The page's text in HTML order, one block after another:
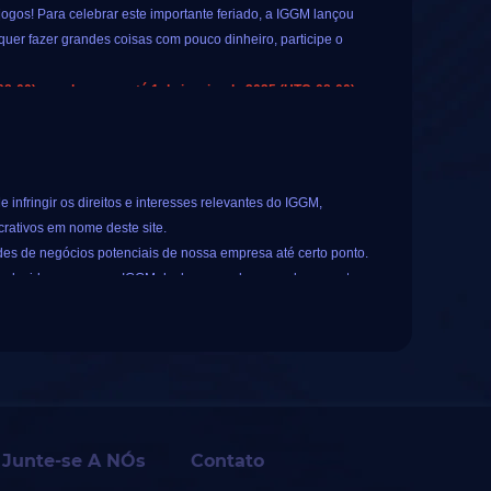
Para celebrar este importante feriado, a IGGM lançou
fazer grandes coisas com pouco dinheiro, participe o
e prolonga-se até 1 de janeiro de 2025 (UTC-08:00).
janeiro de 2025 (UTC-08:00).
os direitos e interesses relevantes do IGGM,
em nome deste site.
de negócios potenciais de nossa empresa até certo ponto.
em erro, o IGGM declara e esclarece solenemente:
Junte-se A NÓs Contato